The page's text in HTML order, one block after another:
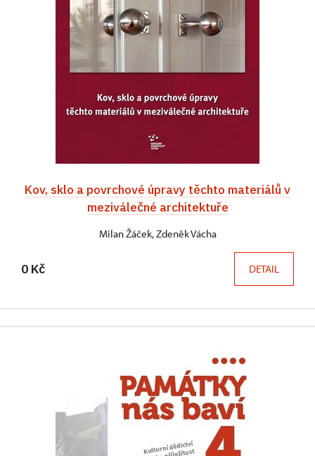
Kov, sklo a povrchové úpravy těchto materiálů v
meziválečné architektuře
Milan Žáček, Zdeněk Vácha
0 Kč DETAIL